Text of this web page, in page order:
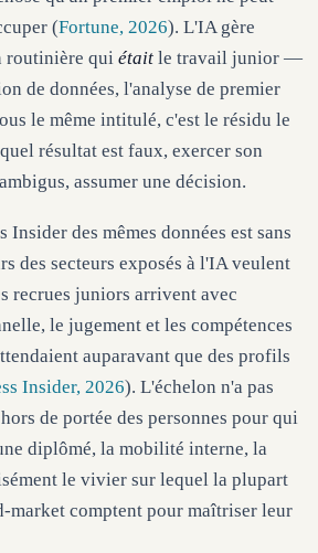
(Fortune, 2026). L'IA gère
routinière qui était le travail junior —
de données, l'analyse de premier
le même intitulé, c'est le résidu le
résultat est faux, exercer son
assumer une décision.
Insider des mêmes données est sans
des secteurs exposés à l'IA veulent
recrues juniors arrivent avec
le jugement et les compétences
auparavant que des profils
Insider, 2026). L'échelon n'a pas
de portée des personnes pour qui
diplômé, la mobilité interne, la
le vivier sur lequel la plupart
market comptent pour maîtriser leur